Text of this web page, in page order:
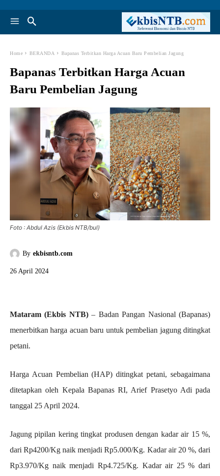
Home BERANDA Bapanas Terbitkan Harga Acuan Baru Pembelian Jagung
Bapanas Terbitkan Harga Acuan
Baru Pembelian Jagung
Foto : Abdul Azis (Ekbis NTB/bul)
By ekbisntb.com
26 April 2024
Mataram (Ekbis NTB)– Badan Pangan Nasional (Bapanas)
menerbitkan harga acuan baru untuk pembelian jagung ditingkat
petani.
Harga Acuan Pembelian (HAP) ditingkat petani, sebagaimana
ditetapkan oleh Kepala Bapanas RI, Arief Prasetyo Adi pada
tanggal 25 April 2024.
Jagung pipilan kering tingkat produsen dengan kadar air 15 %,
dari Rp4200/Kg naik menjadi Rp5.000/Kg. Kadar air 20 %, dari
Rp3.970/Kg naik menjadi Rp4.725/Kg. Kadar air 25 % dari